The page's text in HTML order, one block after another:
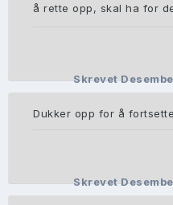
å rette opp, skal ha for
Skrevet
Dukker opp for å
Skrevet